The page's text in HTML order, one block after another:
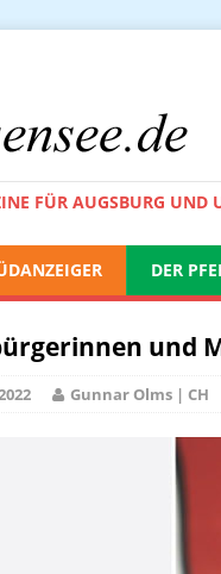
FÜR AUGSBURG UND
DER
und
Gunnar Olms | CH